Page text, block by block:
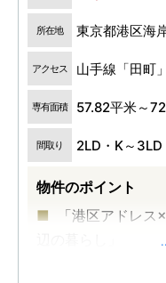
所在地 東京都港区海
アクセス 山手線「田町
専有面積 57.82平米～
間取り 2LD・K～3LD
物件のポイント
「港区アドレ
「芝浦ふ頭」